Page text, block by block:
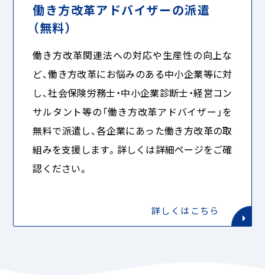
働き方改革アドバイザーの派遣
（無料）
働き方改革関連法への対応や生産性の向上な
ど、働き方改革にお悩みのある中小企業等に対
し、社会保険労務士・中小企業診断士・経営コン
サルタント等の「働き方改革アドバイザー」を
無料で派遣し、各企業にあった働き方改革の取
組みを支援します。詳しくは詳細ページをご確
認ください。
詳しくはこちら